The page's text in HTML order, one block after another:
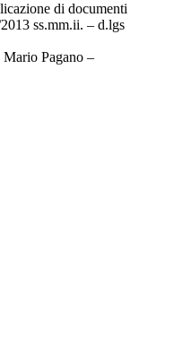
di documenti
ss.mm.ii. – d.lgs
Pagano –